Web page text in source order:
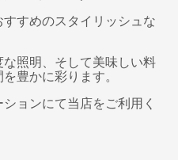
すめのスタイリッシュな
照明、そして美味しい料
豊かに彩ります。
ョンにて当店をご利用く